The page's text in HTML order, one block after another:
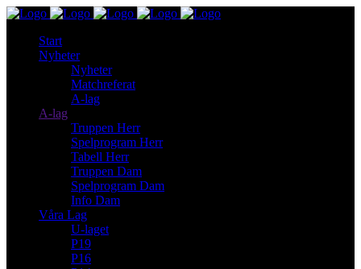
Start
Nyheter
Nyheter
Matchreferat
A-lag
A-lag
Truppen Herr
Spelprogram Herr
Tabell Herr
Truppen Dam
Spelprogram Dam
Info Dam
Våra Lag
U-laget
P19
P16